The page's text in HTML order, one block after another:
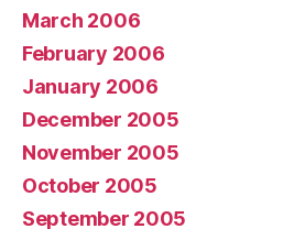
March 2006
February 2006
January 2006
December 2005
November 2005
October 2005
September 2005